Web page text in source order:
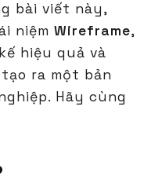
bài viết này,
niệmWireframe,
hiệu quả và
ra một bản
Hãy cùng